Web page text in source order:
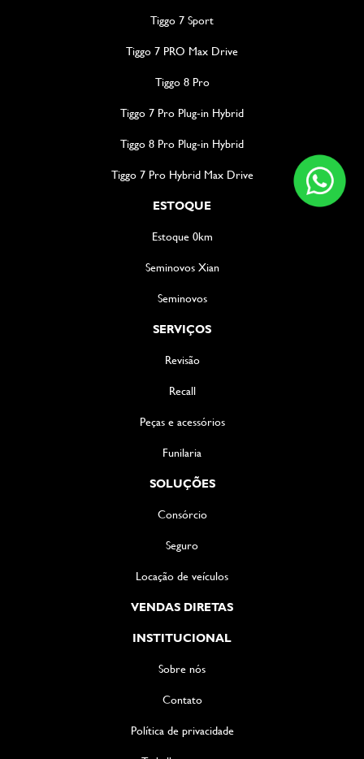
Tiggo 7 Sport
Tiggo 7 PRO Max Drive
Tiggo 8 Pro
Tiggo 7 Pro Plug-in Hybrid
Tiggo 8 Pro Plug-in Hybrid
Tiggo 7 Pro Hybrid Max Drive
ESTOQUE
Estoque 0km
Seminovos Xian
Seminovos
SERVIÇOS
Revisão
Recall
Peças e acessórios
Funilaria
SOLUÇÕES
Consórcio
Seguro
Locação de veículos
VENDAS DIRETAS
INSTITUCIONAL
Sobre nós
Contato
Política de privacidade